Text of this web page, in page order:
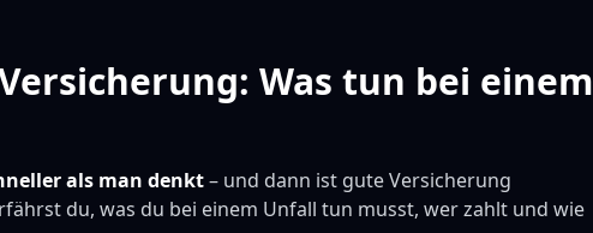
Was tun bei einem
als man denkt– und dann ist gute Versicherung
du, was du bei einem Unfall tun musst, wer zahlt und wie